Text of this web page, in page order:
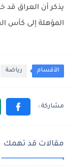
يذكر أن العراق قد
المؤهلة إلى كأس
الأقسام رياضة
مقالات قد تهمك